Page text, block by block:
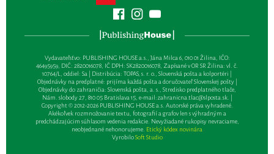
Vydavateľsťvo: PUBLISHING HOUSE a.s., Jána Milca 6, 010 01 Žilina, IČO:
46495959, DIČ: 2820016078, IČ DPH: SK2820016078, Zapísané v OR SR Žilina: vl. č.
10764/L, oddiel: Sa | Distribúcia: TOPAS, s. r. o., Slovenská pošta a kolportéri |
Objednávky na predplatné: prijíma každá pošta a doručovateľ Slovenskej pošty |
Objednávky do zahraničia: Slovenská pošta, a. s., Stredisko predplatného tlače,
Nám. slobody 27, 810 05 Bratislava 15, e-mail:zahranicna.tlac@slposta.sk. |
Copyright © 2012-2026 PUBLISHING HOUSE a.s. Autorské práva vyhradené.
Akékoľvek rozmnožovanie textu, fotografií a grafov len s výhradným a
predchádzajúcim súhlasom vedenia redakcie. Nevyžiadané rukopisy nevraciame,
neobjednané nehonorujeme. Etický kódex novinára
VyrobiloSoft Studio